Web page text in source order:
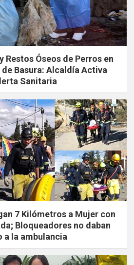
Restos Óseos de Perros en
Basura: Alcaldía Activa
Sanitaria
7 Kilómetros a Mujer con
Bloqueadores no daban
a la ambulancia